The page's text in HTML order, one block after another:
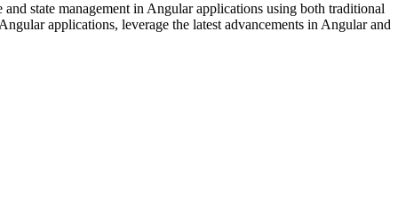
state management in Angular applications using both traditional
applications, leverage the latest advancements in Angular and